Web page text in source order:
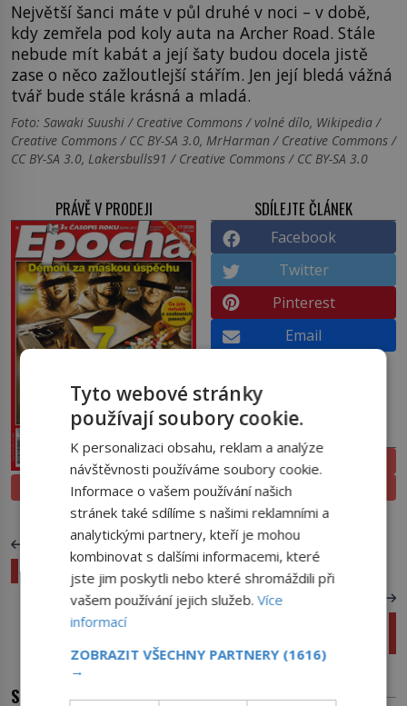
Největší šanci máte v půl druhé v noci – v době,
kdy zemřela pod koly auta na Archer Road. Stále
nebude mít kabát a její šaty budou docela jistě
zase o něco zažloutlejší stářím. Jen její bledá vážná
tvář bude stále krásná a mladá.
Foto: Sawaki Suushi / Creative Commons / volné dílo, Wikipedia /
Creative Commons / CC BY-SA 3.0, MrHarman / Creative Commons /
CC BY-SA 3.0, Lakersbulls91 / Creative Commons / CC BY-SA 3.0
PRÁVĚ V PRODEJI
PROLISTOVAT
SDÍLEJTE ČLÁNEK
Facebook
Twitter
Pinterest
Email
ELEKTRONICKÉ
TIŠTĚNÉ
PŘEDCHOZÍ ČLÁNEK
Válka v zálivu: V hlavní roli smyšlenky
Osidlování Rapa Nui: Co odstartovalo příběh
SOUVISEJÍCÍ ČLÁNKY
Tyto webové stránky
používají soubory cookie.
K personalizaci obsahu, reklam a analýze
návštěvnosti používáme soubory cookie.
Informace o vašem používání našich
stránek také sdílíme s našimi reklamními a
analytickými partnery, kteří je mohou
kombinovat s dalšími informacemi, které
jste jim poskytli nebo které shromáždili při
vašem používání jejich služeb.Více
informací
ZOBRAZIT VŠECHNY PARTNERY (1616)
→